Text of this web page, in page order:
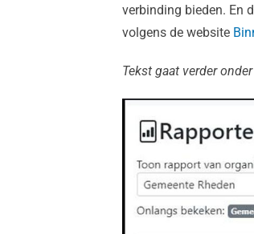
verbinding bieden. En
volgens de website
Tekst gaat verder